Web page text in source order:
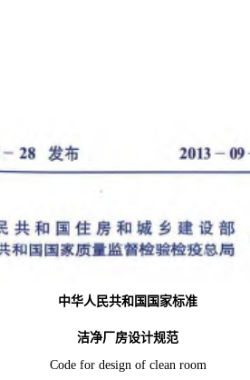
中华人民共和国国家标准
洁净厂房设计规范
Code for design of clean room